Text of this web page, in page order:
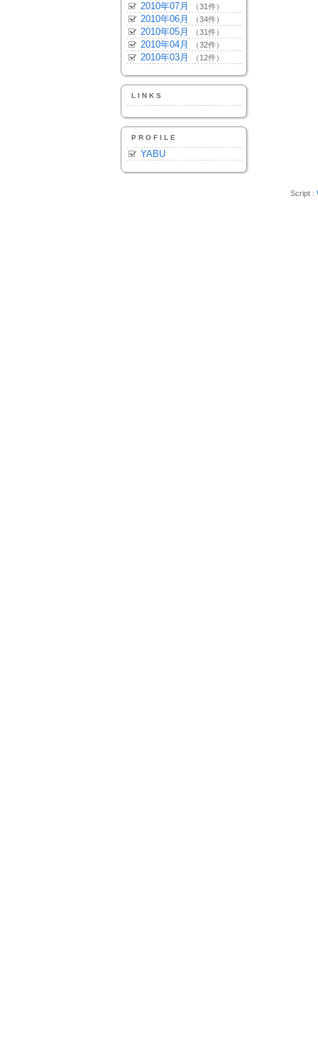
2010年07月 （31件）
2010年06月 （34件）
2010年05月 （31件）
2010年04月 （32件）
2010年03月 （12件）
LINKS
PROFILE
YABU
Script :